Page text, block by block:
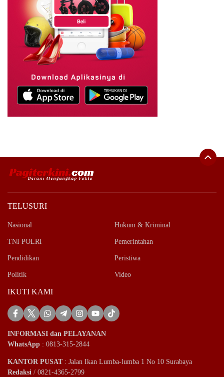
TELUSURI
Nasional Hukum & Kriminal
TNI POLRI Pemerintahan
Pendidikan Peristiwa
Politik Video
IKUTI KAMI
INFORMASI dan PELAYANAN
WhatsApp : 0813-315-2844
KANTOR PUSAT: Jalan Ikan Lumba-lumba 1 No 10 Surabaya
Redaksi / 0821-4365-2799